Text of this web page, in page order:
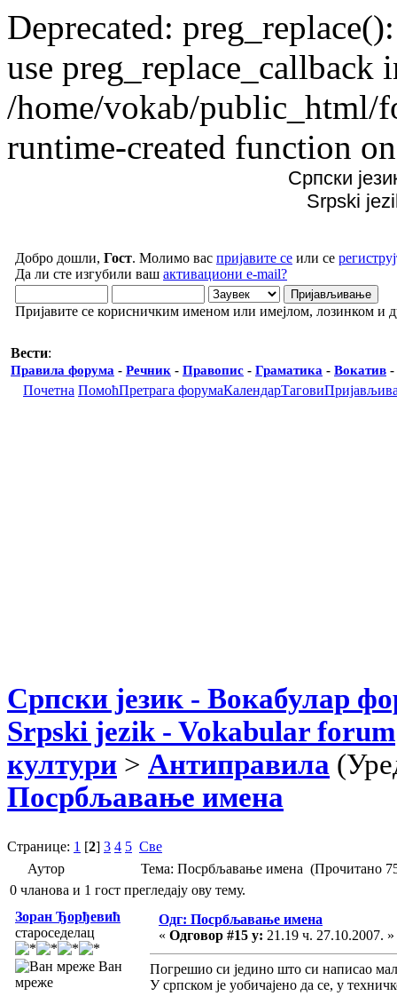
Deprecated:
use preg_replace_callback
/home/vokab/public_html/
runtime-created function
Српски
Srpski
Добро дошли, Гост. Молимо вас пријавите се или се
Да ли сте изгубили ваш активациони e-mail?
Пријавите се корисничким именом или имејлом, лозинком и
Вести:
Правила форума - Речник - Правопис - Граматика - Вокатив -
Почетна ПомоћПретрага форумаКалендарТагови
Српски језик - Вокабулар
Srpski jezik - Vokabular forum
култури > Антиправила
Посрбљавање имена
Странице: 1 [2] 3 4 5 Све
Аутор
Тема: Посрбљавање имена (Прочитано
0 чланова и 1 гост прегледају ову тему.
Зоран Ђорђевић
староседелац
Ван
мреже
Одг: Посрбљавање имена
« Одговор #15 у: 21.19 ч. 27.10.2007. »
Погрешио си једино што си написао
У српском је уобичајено да се, у